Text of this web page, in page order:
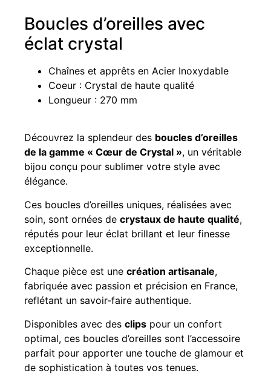
Boucles d’oreilles avec
éclat crystal
Chaînes et apprêts en Acier Inoxydable
Coeur : Crystal de haute qualité
Longueur : 270 mm
Découvrez la splendeur des boucles d’oreilles
de la gamme « Cœur de Crystal », un véritable
bijou conçu pour sublimer votre style avec
élégance.
Ces boucles d’oreilles uniques, réalisées avec
soin, sont ornées de crystaux de haute qualité,
réputés pour leur éclat brillant et leur finesse
exceptionnelle.
Chaque pièce est une création artisanale,
fabriquée avec passion et précision en France,
reflétant un savoir-faire authentique.
Disponibles avec des clips pour un confort
optimal, ces boucles d’oreilles sont l’accessoire
parfait pour apporter une touche de glamour et
de sophistication à toutes vos tenues.